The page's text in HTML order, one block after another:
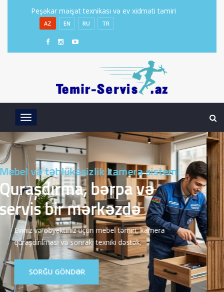
Peşəkar məişət texnikası və ev xidməti təmiri
AZ EN RU TR
Televizor, soyuducu, paltaryuyan
Məişət texnikanız üçün
peşəkar təmir
Nasazlığın dəqiq diaqnostikası, aydın qiymətləndirmə və
etibarlı nəticə bir ünvanda.
XIDMƏTLƏRƏ BAX